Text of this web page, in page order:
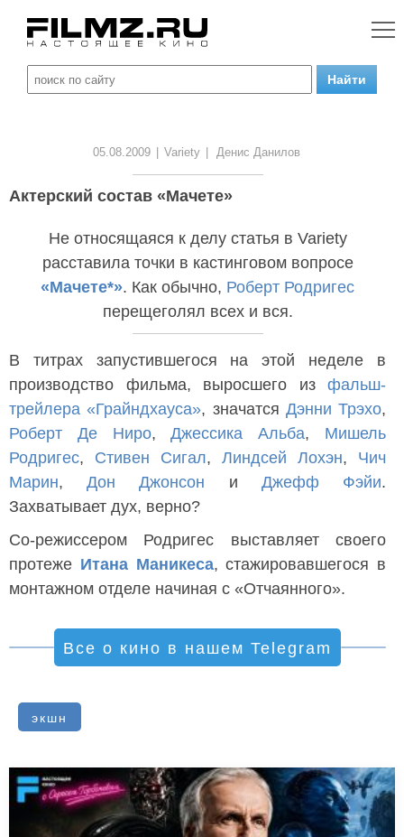
05.08.2009 Variety Денис Данилов
Актерский состав «Мачете»
Не относящаяся к делу статья в Variety
расставила точки в кастинговом вопросе
«Мачете*». Как обычно, Роберт Родригес
перещеголял всех и вся.
В титрах запустившегося на этой неделе в
производство фильма, выросшего из фальш-
трейлера «Грайндхауса», значатся Дэнни Трэхо,
Роберт Де Ниро,Джессика Альба, Мишель
Родригес, Стивен Сигал, Линдсей Лохэн, Чич
Марин,Дон Джонсон и Джефф Фэйи.
Захватывает дух, верно?
Со-режиссером Родригес выставляет своего
протеже Итана Маникеса, стажировавшегося в
монтажном отделе начиная с «Отчаянного».
Все о кино в нашем Telegram
экшн